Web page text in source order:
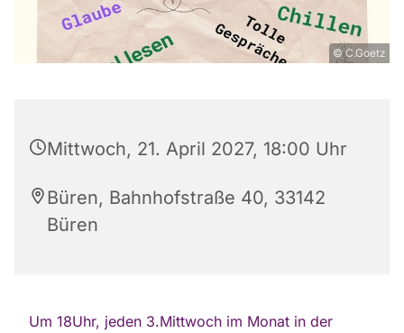
© C.Goetz
Mittwoch, 21. April 2027, 18:00 Uhr
Büren, Bahnhofstraße 40, 33142
Büren
Um 18Uhr, jeden 3.Mittwoch im Monat in der